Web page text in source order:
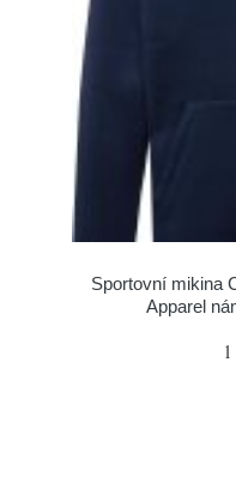
Sportovní mikina
Apparel